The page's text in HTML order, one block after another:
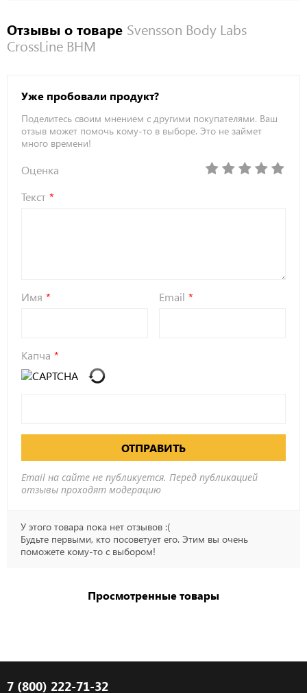
Отзывы о товаре Svensson Body Labs
CrossLine BHM
Уже пробовали продукт?
Поделитесь своим мнением с другими покупателями. Ваш
отзыв может помочь кому-то в выборе. Это не займет
много времени!
Оценка
Текст
Имя Email
Капча
ОТПРАВИТЬ
Email на сайте не публикуется. Перед публикацией
отзывы проходят модерацию
У этого товара пока нет отзывов :(
Будьте первыми, кто посоветует его. Этим вы очень
поможете кому-то с выбором!
Просмотренные товары
7 (800) 222-71-32